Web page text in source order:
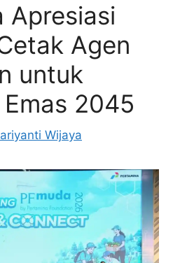
Apresiasi
Agen
untuk
2045
Wijaya